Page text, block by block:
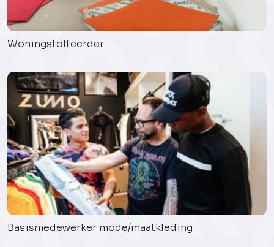
Woningstoffeerder
Basismedewerker mode/maatkleding